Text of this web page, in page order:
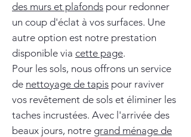
des murs et plafonds pour redonner
un coup d'éclat à vos surfaces. Une
autre option est notre prestation
disponible via cette page.
Pour les sols, nous offrons un service
de nettoyage de tapis pour raviver
vos revêtement de sols et éliminer les
taches incrustées. Avec l'arrivée des
beaux jours, notre grand ménage de